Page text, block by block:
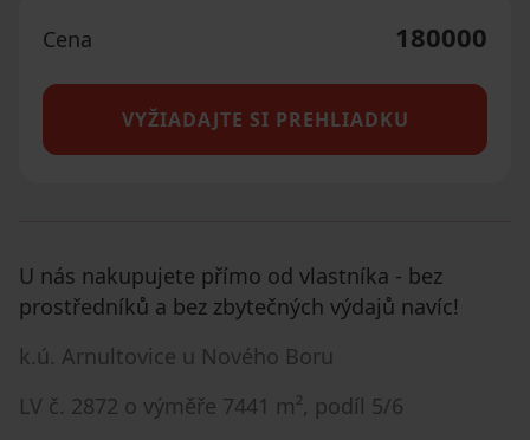
Cena 180000
VYŽIADAJTE SI PREHLIADKU
U nás nakupujete přímo od vlastníka - bez
prostředníků a bez zbytečných výdajů navíc!
k.ú. Arnultovice u Nového Boru
LV č. 2872 o výměře 7441 m², podíl 5/6